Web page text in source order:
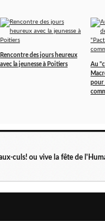
Rencontre des jours heureux
avec la jeunesse à Poitiers
Au
pour
culs! ou vive la fête de